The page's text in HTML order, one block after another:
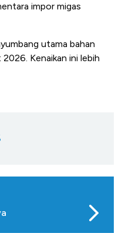
impor migas
utama bahan
Kenaikan ini lebih
Usai Terbang 3 Hari,
Terjadi?